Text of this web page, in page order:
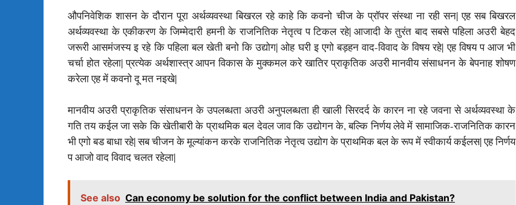
औपनिवेशिक शासन के दौरान पूरा अर्थव्यवस्था बिखरल रहे काहे कि कवनो चीज के प्रॉपर संस्था ना रही सन| एह सब बिखरल
अर्थव्यवस्था के एकीकरण के जिम्मेदारी हमनी के राजनितिक नेतृत्व प टिकल रहे| आजादी के तुरंत बाद सबसे पहिला अउरी बेहद
जरूरी आसमंजस्य इ रहे कि पहिला बल खेती बनो कि उद्योग| ओह घरी इ एगो बड़हन वाद-विवाद के विषय रहे| एह विषय प आज भी
चर्चा होत रहेला| प्रत्येक अर्थशास्त्र आपन विकास के मुक्कमल करे खातिर प्राकृतिक अउरी मानवीय संसाधनन के बेपनाह शोषण
करेला एह में कवनो दू मत नइखे|
मानवीय अउरी प्राकृतिक संसाधनन के उपलब्धता अउरी अनुपलब्धता ही खाली सिरदर्द के कारन ना रहे जवना से अर्थव्यवस्था के
गति तय कईल जा सके कि खेतीबारी के प्राथमिक बल देवल जाव कि उद्योगन के, बल्कि निर्णय लेवे में सामाजिक-राजनितिक कारन
भी एगो बड बाधा रहे| सब चीजन के मूल्यांकन करके राजनितिक नेतृत्व उद्योग के प्राथमिक बल के रूप में स्वीकार्य कईलस| एह निर्णय
प आजो वाद विवाद चलत रहेला|
See also Can economy be solution for the conflict between India and Pakistan?